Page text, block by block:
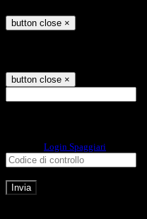
button close ×
button close ×
Login Spaggiari